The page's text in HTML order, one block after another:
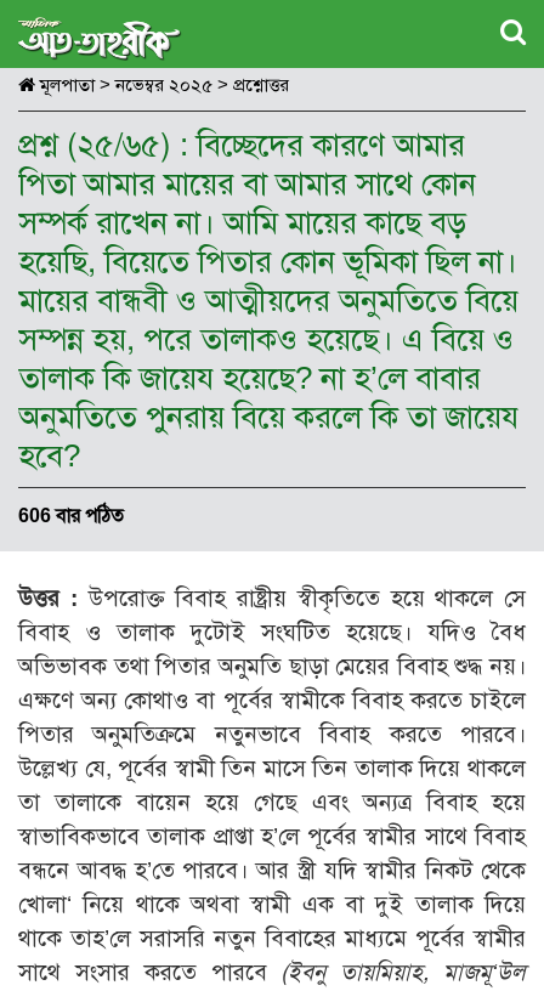
মূলপাতা> নভেম্বর ২০২৫ > প্রশ্নোত্তর
প্রশ্ন (২৫/৬৫) : বিচ্ছেদের কারণে আমার
পিতা আমার মায়ের বা আমার সাথে কোন
সম্পর্ক রাখেন না। আমি মায়ের কাছে বড়
হয়েছি, বিয়েতে পিতার কোন ভূমিকা ছিল না।
মায়ের বান্ধবী ও আত্মীয়দের অনুমতিতে বিয়ে
সম্পন্ন হয়, পরে তালাকও হয়েছে। এ বিয়ে ও
তালাক কি জায়েয হয়েছে? না হ’লে বাবার
অনুমতিতে পুনরায় বিয়ে করলে কি তা জায়েয
হবে?
606 বার পঠিত
উত্তর :উপরোক্ত বিবাহ রাষ্ট্রীয় স্বীকৃতিতে হয়ে থাকলে সে
বিবাহ ও তালাক দুটোই সংঘটিত হয়েছে। যদিও বৈধ
অভিভাবক তথা পিতার অনুমতি ছাড়া মেয়ের বিবাহ শুদ্ধ নয়।
এক্ষণে অন্য কোথাও বা পূর্বের স্বামীকে বিবাহ করতে চাইলে
পিতার অনুমতিক্রমে নতুনভাবে বিবাহ করতে পারবে।
উল্লেখ্য যে, পূর্বের স্বামী তিন মাসে তিন তালাক দিয়ে থাকলে
তা তালাকে বায়েন হয়ে গেছে এবং অন্যত্র বিবাহ হয়ে
স্বাভাবিকভাবে তালাক প্রাপ্তা হ’লে পূর্বের স্বামীর সাথে বিবাহ
বন্ধনে আবদ্ধ হ’তে পারবে। আর স্ত্রী যদি স্বামীর নিকট থেকে
খোলা‘ নিয়ে থাকে অথবা স্বামী এক বা দুই তালাক দিয়ে
থাকে তাহ’লে সরাসরি নতুন বিবাহের মাধ্যমে পূর্বের স্বামীর
সাথে সংসার করতে পারবে (ইবনু তায়মিয়াহ, মাজমূ‘উল